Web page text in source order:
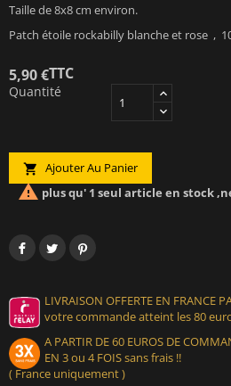
Taille de 8x8 cm environ.
Patch étoile rockabilly blanche et rose ,
5,90 €TTC
Quantité
 Ajouter Au Panier
 plus qu' 1 seul article en stock
LIVRAISON OFFERTE EN FRANCE
votre commande atteint les 80
A PARTIR DE 60 EUROS DE
EN 3 ou 4 FOIS sans frais !!
( France uniquement )